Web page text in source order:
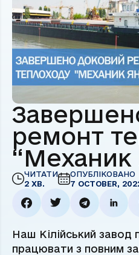
ремонт
“Механик
ЧИТАТИ
2 ХВ.
ОПУБЛІКОВАНО
7 OCTOBER,
Наш Кілійський
працювати з повним